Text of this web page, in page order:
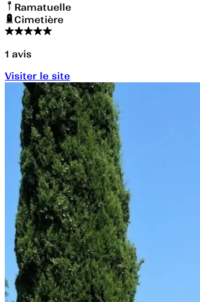
Ramatuelle
Cimetière
1 avis
Visiter le site